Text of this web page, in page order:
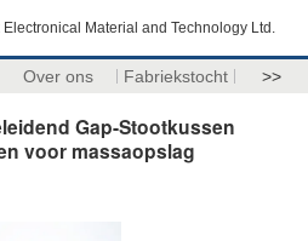
Material and Technology Ltd.
Over ons Fabriekstocht >>
Gap-Stootkussen
voor massaopslag